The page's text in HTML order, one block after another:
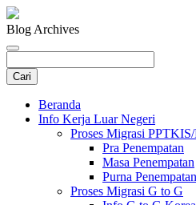
Blog Archives
Beranda
Info Kerja Luar Negeri
Proses Migrasi
Pra Penempatan
Masa Penempatan
Purna Penempatan
Proses Migrasi G to G